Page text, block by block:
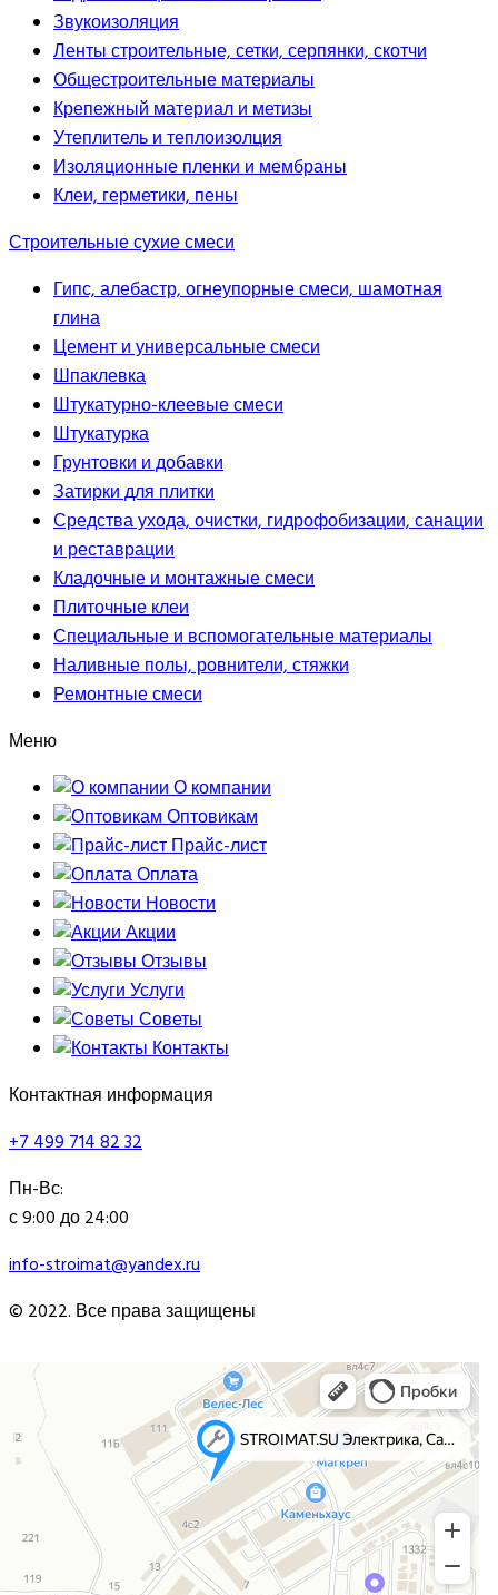
Звукоизоляция
Ленты строительные, сетки, серпянки, скотчи
Общестроительные материалы
Крепежный материал и метизы
Утеплитель и теплоизолция
Изоляционные пленки и мембраны
Клеи, герметики, пены
Строительные сухие смеси
Гипс, алебастр, огнеупорные смеси, шамотная
глина
Цемент и универсальные смеси
Шпаклевка
Штукатурно-клеевые смеси
Штукатурка
Грунтовки и добавки
Затирки для плитки
Средства ухода, очистки, гидрофобизации, санации
и реставрации
Кладочные и монтажные смеси
Плиточные клеи
Специальные и вспомогательные материалы
Наливные полы, ровнители, стяжки
Ремонтные смеси
Меню
О компании
Оптовикам
Прайс-лист
Оплата
Новости
Акции
Отзывы
Услуги
Советы
Контакты
Контактная информация
+7 499 714 82 32
Пн-Вс:
с 9:00 до 24:00
info-stroimat@yandex.ru
© 2022. Все права защищены